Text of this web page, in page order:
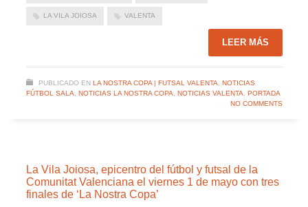
LA VILA JOIOSA VALENTA
LEER MÁS
PUBLICADO EN LA NOSTRA COPA | FUTSAL VALENTA
NOTICIAS
FÚTBOL SALA
NOTICIAS LA NOSTRA COPA NOTICIAS VALENTA
PORTADA
NO COMMENTS
La Vila Joiosa, epicentro del fútbol y futsal de la
Comunitat Valenciana el viernes 1 de mayo con tres
finales de ‘La Nostra Copa’